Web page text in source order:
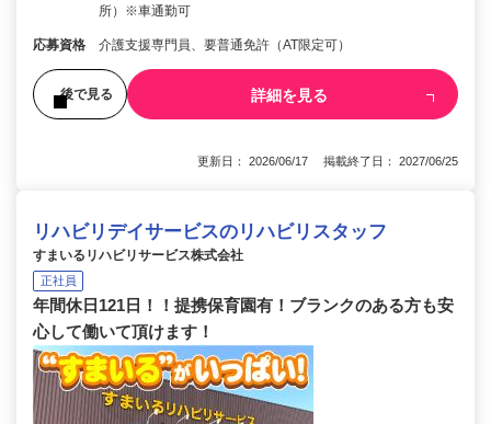
所）※車通勤可
応募資格 介護支援専門員、要普通免許（AT限定可）
後で見る 詳細を見る
更新日： 2026/06/17 掲載終了日： 2027/06/25
リハビリデイサービスのリハビリスタッフ
すまいるリハビリサービス株式会社
正社員
年間休日121日！！提携保育園有！ブランクのある方も安
心して働いて頂けます！